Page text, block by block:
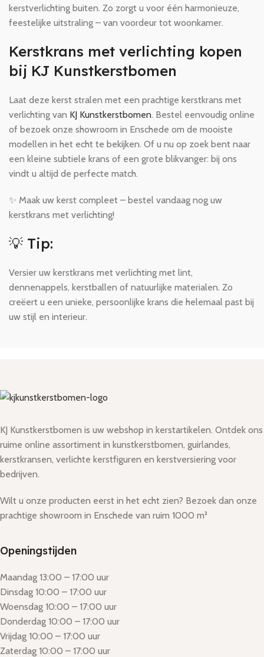
kerstverlichting buiten. Zo zorgt u voor één harmonieuze,
feestelijke uitstraling – van voordeur tot woonkamer.
Kerstkrans met verlichting kopen
bij KJ Kunstkerstbomen
Laat deze kerst stralen met een prachtige kerstkrans met
verlichting van KJ Kunstkerstbomen. Bestel eenvoudig online
of bezoek onze showroom in Enschede om de mooiste
modellen in het echt te bekijken. Of u nu op zoek bent naar
een kleine subtiele krans of een grote blikvanger: bij ons
vindt u altijd de perfecte match.
✨ Maak uw kerst compleet – bestel vandaag nog uw
kerstkrans met verlichting!
💡 Tip:
Versier uw kerstkrans met verlichting met lint,
dennenappels, kerstballen of natuurlijke materialen. Zo
creëert u een unieke, persoonlijke krans die helemaal past bij
uw stijl en interieur.
KJ Kunstkerstbomen is uw webshop in kerstartikelen. Ontdek ons
ruime online assortiment in kunstkerstbomen, guirlandes,
kerstkransen, verlichte kerstfiguren en kerstversiering voor
bedrijven.
Wilt u onze producten eerst in het echt zien? Bezoek dan onze
prachtige showroom in Enschede van ruim 1000 m²
Openingstijden
Maandag 13:00 – 17:00 uur
Dinsdag 10:00 – 17:00 uur
Woensdag 10:00 – 17:00 uur
Donderdag 10:00 – 17:00 uur
Vrijdag 10:00 – 17:00 uur
Zaterdag 10:00 – 17:00 uur